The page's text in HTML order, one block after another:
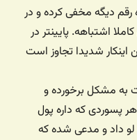
رقم دیگه مخفی کرده و در
اشتباهه. پایینتر در
شدیدا تجاوز است
به مشکل برخورده و
پسوردی که داره پول
لو داد و مدعی شده که